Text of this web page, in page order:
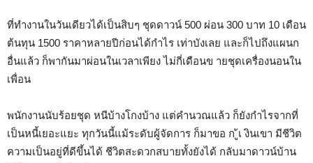
ที่ทำงานในวันเดียวได้เป็นสิบๆ ชุดดาวน์ 500 ผ่อน 300 บาท 10 เดือน
ต้นทุน 1500 ราคาหลายปีก่อนได้กำไร เท่าบังเลย และก็ไปถึงแผนก
อื่นแล้ว ก็พากันมาผ่อนในเวลาเพียง ไม่กี่เดือนข ายชุดเครื่องนอนใน
เพื่อน
พนักงานนับร้อยชุด หนีบ้างโกงบ้าง แต่คำนวณแล้ว ก็ยังกำไรจากที่
เป็นหนี้เยอะแยะ ทุกวันนี้แม้ระดับผู้จัดการ ก็มาขอ ก ู้เ งินเขา มีชีวิต
ความเป็นอยู่ที่ดีขึ้นได้ ชีวิตสะดวกสบายทั้งยังได้ กลับมาดาวน์บ้าน